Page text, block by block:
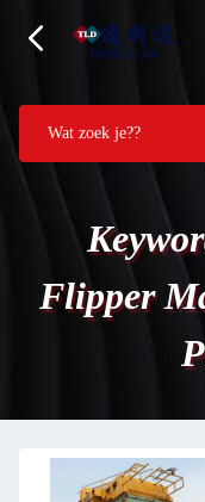
Flipper